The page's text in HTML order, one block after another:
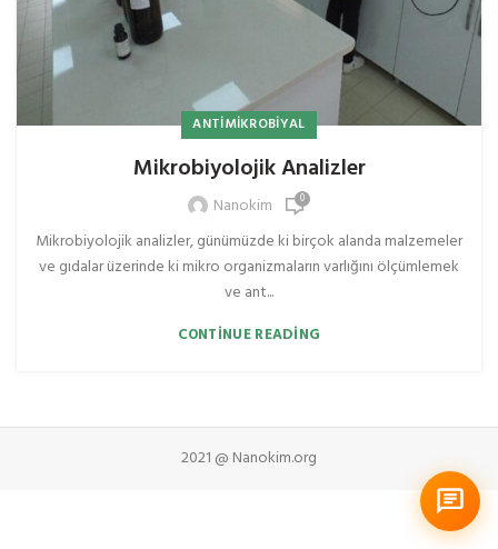
ANTIMIKROBIYAL
Mikrobiyolojik Analizler
Nanokim 0
Mikrobiyolojik analizler, günümüzde ki birçok alanda malzemeler
ve gıdalar üzerinde ki mikro organizmaların varlığını ölçümlemek
ve ant...
CONTINUE READING
2021 @ Nanokim.org